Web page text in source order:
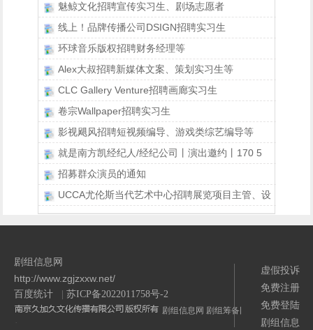
魅鲸文化招聘宣传实习生、剧场志愿者
线上！品牌传播公司DSIGN招聘实习生
环球音乐版权招聘财务经理等
Alex大叔招聘新媒体文案、策划实习生等
CLC Gallery Venture招聘画廊实习生
卷宗Wallpaper招聘实习生
影视飓风招聘短视频编导、游戏类综艺编导等
就是南方凯经纪人/经纪公司丨演出邀约丨170 5
招募群众演员的通知
UCCA尤伦斯当代艺术中心招聘展览项目主管、设
剧组信息网
http://www.zgjzxxw.net/
百度统计 苏ICP备2022011758号-2
剧组信息网 剧组筹备网
/>
虚假投诉
免费注册
免费登陆
剧组信息